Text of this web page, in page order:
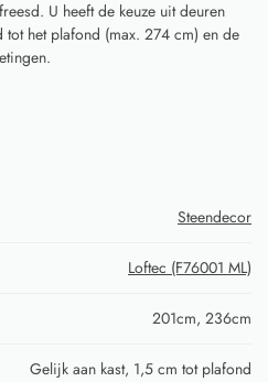
U heeft de keuze uit deuren
het plafond (max. 274 cm) en de
Steendecor
Loftec (F76001 ML)
201cm, 236cm
Gelijk aan kast, 1,5 cm tot plafond